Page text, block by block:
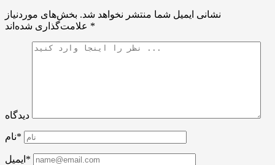
نشانی ایمیل شما منتشر نخواهد شد. بخش‌های موردنیاز
*
دیدگاه
نام*
ایمیل*